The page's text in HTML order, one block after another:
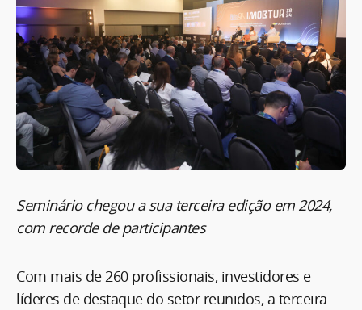
Seminário chegou a sua terceira edição em 2024,
com recorde de participantes
Com mais de 260 profissionais, investidores e
líderes de destaque do setor reunidos, a terceira